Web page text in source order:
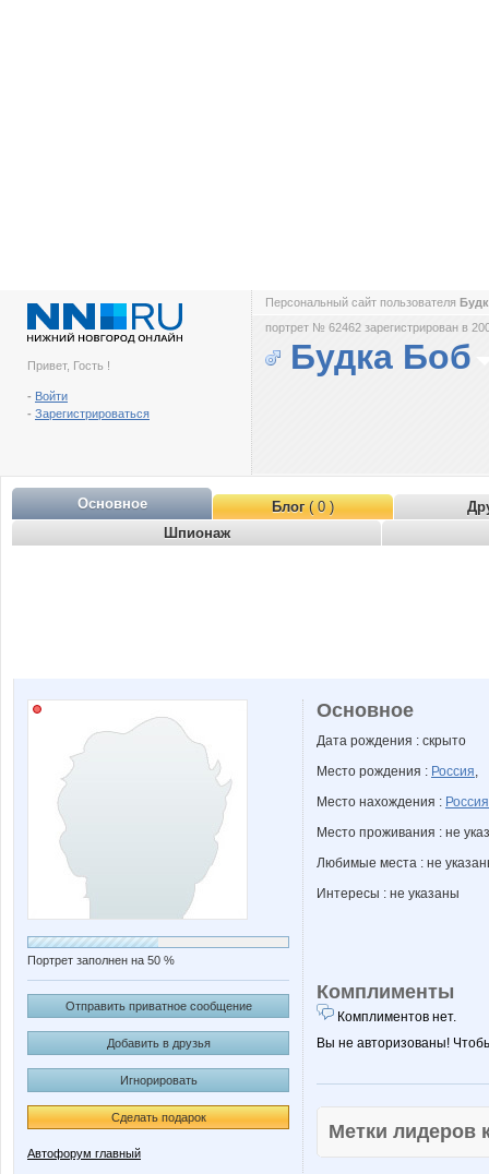
Привет, Гость !
- Войти
- Зарегистрироваться
Персональный сайт пользователя
портрет № 62462 зарегистрирован в
Будка Боб
Основное Блог( 0 )
Шпионаж
Портрет заполнен на 50 %
Отправить приватное сообщение
Добавить в друзья
Игнорировать
Сделать подарок
Автофорум главный
Основное
Дата рождения : скрыто
Место рождения : Россия,
Место нахождения : Россия
Место проживания : не
Любимые места : не
Интересы : не указаны
Комплименты
Комплиментов нет.
Вы не авторизованы!
Метки